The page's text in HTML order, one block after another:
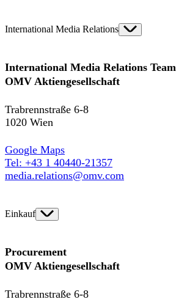
International Media Relations
International Media Relations Team
OMV Aktiengesellschaft
Trabrennstraße 6-8
1020 Wien
Google Maps
Tel: +43 1 40440-21357
media.relations@omv.com
Einkauf
Procurement
OMV Aktiengesellschaft
Trabrennstraße 6-8